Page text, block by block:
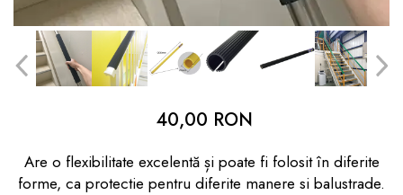
dopuri de urechi
Produse îngrijire copii
Igiena copii
40,00 RON
Are o flexibilitate excelentă și poate fi folosit în diferite
forme, ca protectie pentru diferite manere si balustrade.